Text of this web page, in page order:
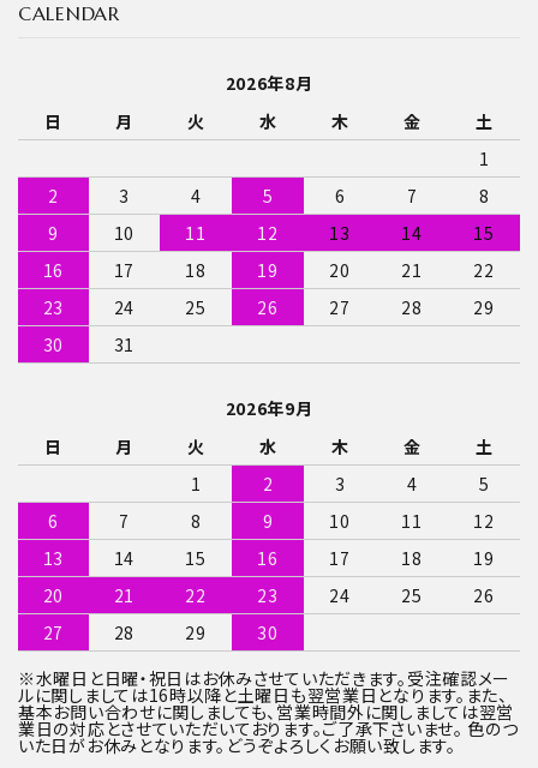
CALENDAR
2026年8月
日
月 火 水 木 金
土
1
2
3 4 5 6 7
8
9
10 11 12 13 14
15
16
17 18 19 20 21
22
23
24 25 26 27 28
29
30
31
2026年9月
日
月 火 水 木 金
土
1
2 3 4
5
6
7 8 9 10 11
12
13
14 15 16 17 18
19
20
21 22 23 24 25
26
27
28 29
30
※水曜日と日曜・祝日はお休みさせていただきます。受注確認メー
ルに関しましては16時以降と土曜日も翌営業日となります。また、
基本お問い合わせに関しましても、営業時間外に関しましては翌営
業日の対応とさせていただいております。ご了承下さいませ。 色のつ
いた日がお休みとなります。どうぞよろしくお願い致します。